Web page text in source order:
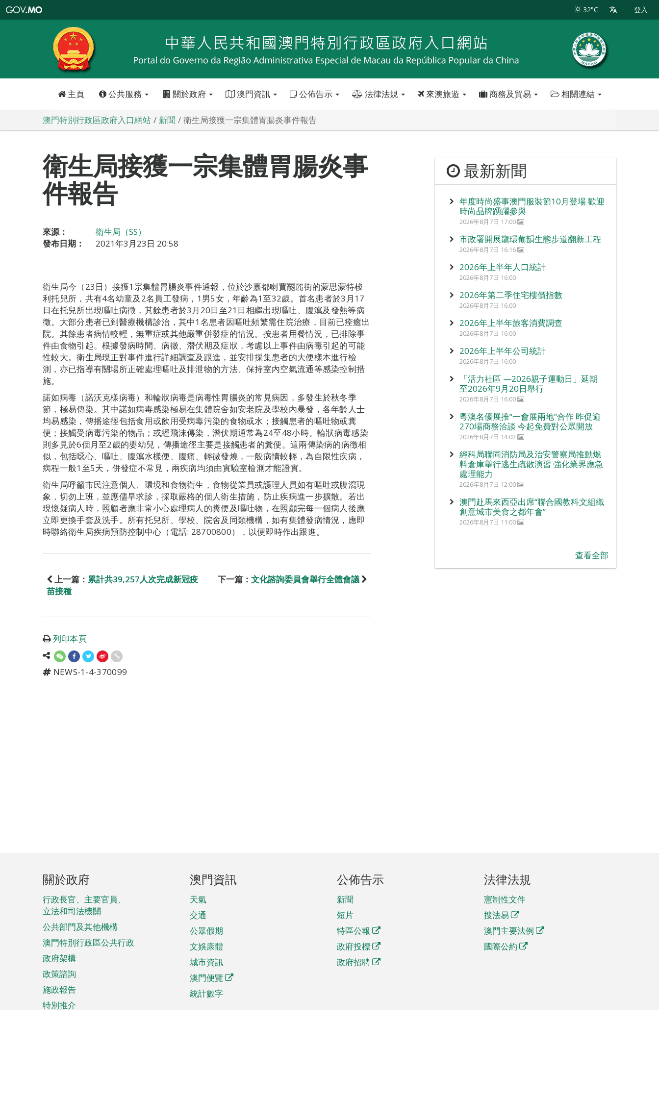
特
政
區
政
口
32°C 登入
主頁 公共服務 關於政府 澳門資訊 公佈告示 法律法規 來澳旅遊 商務及貿易 相關連結
澳門特別行政區政府入口網站 新聞 衛生局接獲一宗集體胃腸炎事件報告
衛生局接獲一宗集體胃腸炎事
件報告
來源：
衛生局（SS）
發布日期：
2021年3月23日 20:58
衛生局今（23日）接獲1宗集體胃腸炎事件通報，位於沙嘉都喇賈罷麗街的蒙思蒙特梭
利托兒所，共有4名幼童及2名員工發病，1男5女，年齡為1至32歲。首名患者於3月17
日在托兒所出現嘔吐病徵，其餘患者於3月20日至21日相繼出現嘔吐、腹瀉及發熱等病
徵。大部分患者已到醫療機構診治，其中1名患者因嘔吐頻繁需住院治療，目前已痊癒出
院。其餘患者病情較輕，無重症或其他嚴重併發症的情況。按患者用餐情況，已排除事
件由食物引起。根據發病時間、病徵、潛伏期及症狀，考慮以上事件由病毒引起的可能
性較大。衛生局現正對事件進行詳細調查及跟進，並安排採集患者的大便樣本進行檢
測，亦已指導有關場所正確處理嘔吐及排泄物的方法、保持室內空氣流通等感染控制措
施。
諾如病毒（諾沃克樣病毒）和輪狀病毒是病毒性胃腸炎的常見病因，多發生於秋冬季
節，極易傳染。其中諾如病毒感染極易在集體院舍如安老院及學校內暴發，各年齡人士
均易感染，傳播途徑包括食用或飲用受病毒污染的食物或水；接觸患者的嘔吐物或糞
便；接觸受病毒污染的物品；或經飛沫傳染，潛伏期通常為24至48小時。輪狀病毒感染
則多見於6個月至2歲的嬰幼兒，傳播途徑主要是接觸患者的糞便。這兩傳染病的病徴相
似，包括噁心、嘔吐、腹瀉水樣便、腹痛、輕微發燒，一般病情較輕，為自限性疾病，
病程一般1至5天，併發症不常見，兩疾病均須由實驗室檢測才能證實。
衛生局呼籲市民注意個人、環境和食物衛生，食物從業員或護理人員如有嘔吐或腹瀉現
象，切勿上班，並應儘早求診，採取嚴格的個人衛生措施，防止疾病進一步擴散。若出
現懷疑病人時，照顧者應非常小心處理病人的糞便及嘔吐物，在照顧完每一個病人後應
立即更換手套及洗手。所有托兒所、學校、院舍及同類機構，如有集體發病情況，應即
時聯絡衛生局疾病預防控制中心（電話: 28700800），以便即時作出跟進。
上一篇： 累計共39,257人次完成新冠疫
苗接種
下一篇： 文化諮詢委員會舉行全體會議
列印本頁
NEWS-1-4-370099
最新新聞
年度時尚盛事澳門服裝節10月登場 歡迎
時尚品牌踴躍參與
2026年8月7日 17:00
市政署開展龍環葡韻生態步道翻新工程
2026年8月7日 16:16
2026年上半年人口統計
2026年8月7日 16:00
2026年第二季住宅樓價指數
2026年8月7日 16:00
2026年上半年旅客消費調查
2026年8月7日 16:00
2026年上半年公司統計
2026年8月7日 16:00
「活力社區 —2026親子運動日」延期
至2026年9月20日舉行
2026年8月7日 16:00
粵澳名優展推“一會展兩地”合作 昨促逾
270場商務洽談 今起免費對公眾開放
2026年8月7日 14:02
經科局聯同消防局及治安警察局推動燃
料倉庫舉行逃生疏散演習 強化業界應急
處理能力
2026年8月7日 12:00
澳門赴馬來西亞出席“聯合國教科文組織
創意城市美食之都年會”
2026年8月7日 11:00
查看全部
頁
腳
菜
單
關於政府
行政長官、主要官員、
立法和司法機關
公共部門及其他機構
澳門特別行政區公共行政
政府架構
政策諮詢
施政報告
特別推介
澳門資訊
天氣
交通
公眾假期
文娛康體
城市資訊
澳門便覽
統計數字
公佈告示
新聞
短片
特區公報
政府投標
政府招聘
法律法規
憲制性文件
搜法易
澳門主要法例
國際公約